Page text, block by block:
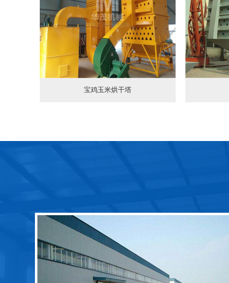
宝鸡玉米烘干塔